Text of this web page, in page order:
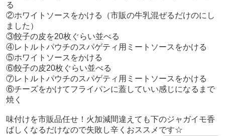
る
②ホワイトソースをかける（市販の牛乳混ぜるだけのにし
ました）
③餃子の皮を20枚ぐらい並べる
④レトルトパウチのスパゲティ用ミートソースをかける
⑤ホワイトソースをかける
⑥餃子の皮20枚ぐらい並べる
⑦レトルトパウチのスパゲティ用ミートソースをかける
⑥チーズをかけてフライパンに蓋していい感じになるまで
焼く
味付けを市販品任せ！火加減間違えても下のジャガイモ香
ばしくなるだけなので失敗し辛くおススメです☆